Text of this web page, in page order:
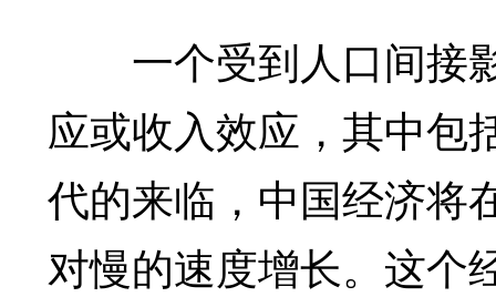
一个受到人口间接
应或收入效应，其中包
代的来临，中国经济将
对慢的速度增长。这个